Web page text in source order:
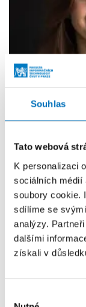
Souhlas
Tato webová
K personalizaci
sociálních médií
soubory cookie.
sdílíme se
analýzy.
dalšími
získali v
Ivana
PR
NB:313